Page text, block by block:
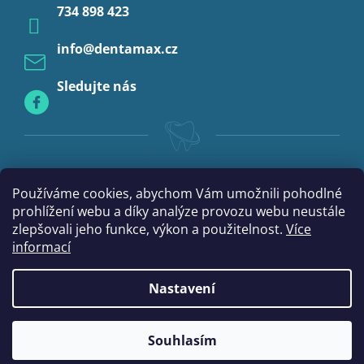
Používáme cookies, abychom Vám umožnili pohodlné
prohlížení webu a díky analýze provozu webu neustále
zlepšovali jeho funkce, výkon a použitelnost. Více
informací
Nastavení
Souhlasím
Profylaxe
info@dentamax.cz
734 898 423
Sledujte nás
Vytvořil Shoptet
DentaMax.cz. Všechna práva vyhrazena.